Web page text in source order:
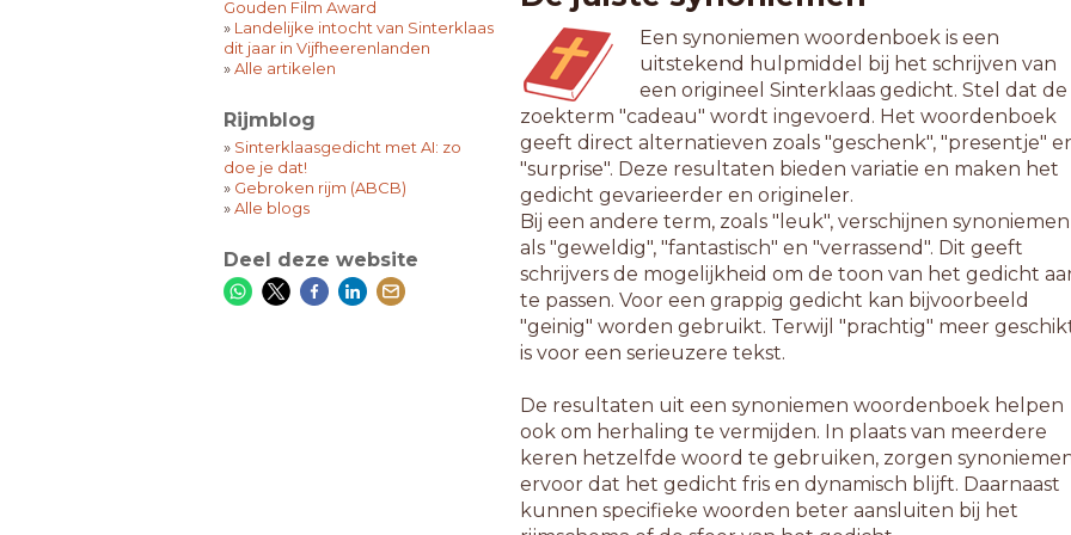
Gouden Film Award
» Landelijke intocht van Sinterklaas
dit jaar in Vijfheerenlanden
»Alle artikelen
Rijmblog
» Sinterklaasgedicht met AI: zo
doe je dat!
» Gebroken rijm (ABCB)
»Alle blogs
Deel deze website
Een synoniemen woordenboek is een
uitstekend hulpmiddel bij het schrijven van
een origineel Sinterklaas gedicht. Stel dat de
zoekterm "cadeau" wordt ingevoerd. Het woordenboek
geeft direct alternatieven zoals "geschenk", "presentje"
"surprise". Deze resultaten bieden variatie en maken het
gedicht gevarieerder en origineler.
Bij een andere term, zoals "leuk", verschijnen synoniemen
als "geweldig", "fantastisch" en "verrassend". Dit geeft
schrijvers de mogelijkheid om de toon van het gedicht
te passen. Voor een grappig gedicht kan bijvoorbeeld
"geinig" worden gebruikt. Terwijl "prachtig" meer
is voor een serieuzere tekst.
De resultaten uit een synoniemen woordenboek helpen
ook om herhaling te vermijden. In plaats van meerdere
keren hetzelfde woord te gebruiken, zorgen
ervoor dat het gedicht fris en dynamisch blijft. Daarnaast
kunnen specifieke woorden beter aansluiten bij het